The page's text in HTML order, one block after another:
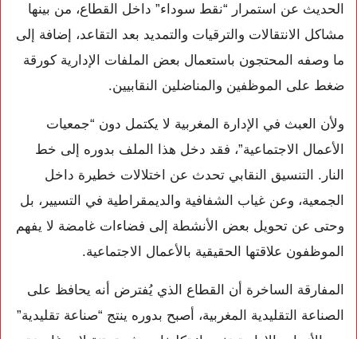
الحديث عن استمرار “نقط سوداء” داخل القطاع، من بينها
مشاكل الانتقالات والترقيات والتمديد بعد التقاعد، إضافة إلى
ما وصفه المحتجون باستعمال بعض الملفات الإدارية كورقة
ضغط على الموظفين والمناضلين النقابيين.
ولأن العبث في الإدارة المغربية لا يكتمل دون “جمعيات
الأعمال الاجتماعية”، فقد دخل هذا الملف بدوره إلى خط
النار. التنسيق النقابي تحدث عن اختلالات خطيرة داخل
الجمعية، وعن غياب الشفافية والديمقراطية في التسيير، بل
وحتى عن تحويل بعض الأنشطة إلى فضاءات غامضة لا يفهم
الموظفون علاقتها الحقيقية بالأعمال الاجتماعية.
المفارقة الساخرة أن القطاع الذي يُفترض أنه يحافظ على
الصناعة التقليدية المغربية، أصبح بدوره ينتج “صناعة تقليدية”